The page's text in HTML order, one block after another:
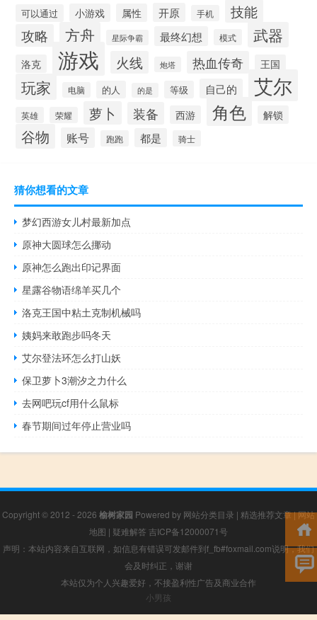
可以通过 小游戏 属性 开原 手机 技能
攻略 方舟 星际争霸 最终幻想 模式 武器
洛克 游戏 火线 炮塔 热血传奇 王国
玩家 电脑 的人 的是 等级 自己的 艾尔
英雄 荣耀 萝卜 装备 西游 角色 解锁
谷物 账号 跑跑 都是 骑士
猜你想看的文章
梦幻西游女儿村最新加点
原神大圆球怎么挪动
原神怎么跑出印记界面
星露谷物语绵羊买几个
洛克王国中粘土克制机械吗
姨妈来敢跑步吗冬天
艾尔登法环怎么打山妖
保卫萝卜3潮汐之力什么
去网吧玩cf用什么鼠标
春节期间过年停止营业吗
Copyright © 2012 - 2026 榆树家园 Powered by 网站分类目录 | 精选推荐文章|网站
地图 | 疑难解答 吉ICP备12000071号
声明：本站内容来自互联网，如信息有错误可发邮件到f_fb#foxmail.com说明，我们
会及时纠正，谢谢
本站仅为个人兴趣爱好，不接盈利性广告及商业合作
小男孩